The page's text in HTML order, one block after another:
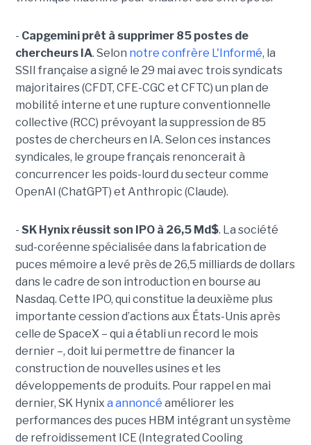
- Capgemini prêt à supprimer 85 postes de
chercheurs IA. Selon notre confrère L'Informé, la
SSII française a signé le 29 mai avec trois syndicats
majoritaires (CFDT, CFE-CGC et CFTC) un plan de
mobilité interne et une rupture conventionnelle
collective (RCC) prévoyant la suppression de 85
postes de chercheurs en IA. Selon ces instances
syndicales, le groupe français renoncerait à
concurrencer les poids-lourd du secteur comme
OpenAI (ChatGPT) et Anthropic (Claude).
- SK Hynix réussit son IPO à 26,5 Md$. La société
sud-coréenne spécialisée dans la fabrication de
puces mémoire a levé près de 26,5 milliards de dollars
dans le cadre de son introduction en bourse au
Nasdaq. Cette IPO, qui constitue la deuxième plus
importante cession d’actions aux États-Unis après
celle de SpaceX – qui a établi un record le mois
dernier –, doit lui permettre de financer la
construction de nouvelles usines et les
développements de produits. Pour rappel en mai
dernier, SK Hynix a annoncé améliorer les
performances des puces HBM intégrant un système
de refroidissement ICE (Integrated Cooling